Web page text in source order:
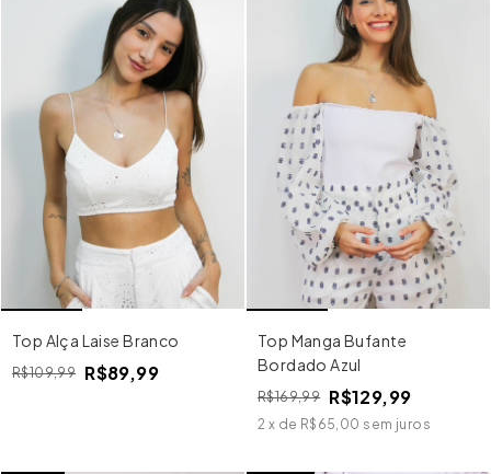
Top Alça Laise Branco
R$109,99 R$89,99
Top Manga Bufante
Bordado Azul
R$169,99 R$129,99
2 x de R$65,00 sem juros